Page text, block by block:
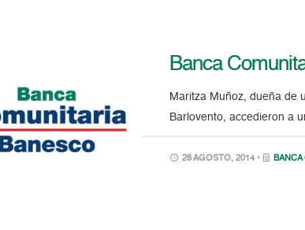
Banca
Maritza Muñoz, dueña de
Barlovento, accedieron a
28 AGOSTO, 2014 •